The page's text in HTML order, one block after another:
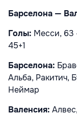
Барселона —
Голы: Месси, 63
45+1
Барселона:
Альба, Ракитич,
Неймар
Валенсия: